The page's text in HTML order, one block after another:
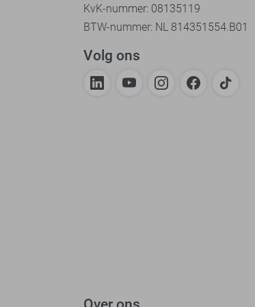
KvK-nummer: 08135119
BTW-nummer: NL 814351554.B01
Volg ons